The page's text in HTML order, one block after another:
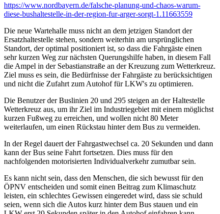
https://www.nordbayern.de/falsche-planung-und-chaos-warum-
diese-bushaltestelle-in-der-region-fur-arger-sorgt-1.11663559
Die neue Wartehalle muss nicht an dem jetzigen Standort der
Ersatzhaltestelle stehen, sondern weiterhin am ursprünglichen
Standort, der optimal positioniert ist, so dass die Fahrgäste einen
sehr kurzen Weg zur nächsten Querungshilfe haben, in diesem Fall
die Ampel in der Sebastianstraße an der Kreuzung zum Wetterkreuz.
Ziel muss es sein, die Bedürfnisse der Fahrgäste zu berücksichtigen
und nicht die Zufahrt zum Autohof für LKW's zu optimieren.
Die Benutzer der Buslinien 20 und 295 steigen an der Haltestelle
Wetterkreuz aus, um ihr Ziel im Industriegebiet mit einem möglichst
kurzen Fußweg zu erreichen, und wollen nicht 80 Meter
weiterlaufen, um einen Rückstau hinter dem Bus zu vermeiden.
In der Regel dauert der Fahrgastwechsel ca. 20 Sekunden und dann
kann der Bus seine Fahrt fortsetzen. Dies muss für den
nachfolgenden motorisierten Individualverkehr zumutbar sein.
Es kann nicht sein, dass den Menschen, die sich bewusst für den
ÖPNV entscheiden und somit einen Beitrag zum Klimaschutz
leisten, ein schlechtes Gewissen eingeredet wird, dass sie schuld
seien, wenn sich die Autos kurz hinter dem Bus stauen und ein